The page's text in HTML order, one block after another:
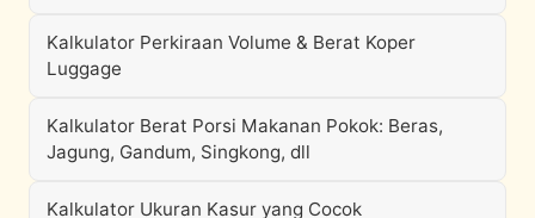
Kalkulator Perkiraan Volume & Berat Koper
Luggage
Kalkulator Berat Porsi Makanan Pokok: Beras,
Jagung, Gandum, Singkong, dll
Kalkulator Ukuran Kasur yang Cocok